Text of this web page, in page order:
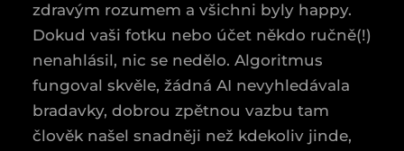
zdravým rozumem a všichni byly happy.
Dokud vaši fotku nebo účet někdo ručně(!)
nenahlásil, nic se nedělo. Algoritmus
fungoval skvěle, žádná AI nevyhledávala
bradavky, dobrou zpětnou vazbu tam
člověk našel snadněji než kdekoliv jinde,